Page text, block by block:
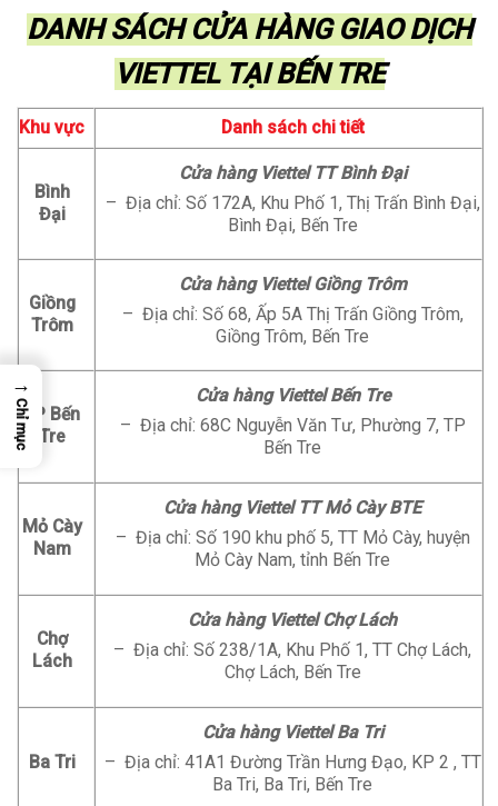
DANH SÁCH CỬA HÀNG GIAO DỊCH
VIETTEL TẠI BẾN TRE
Khu vực Danh sách chi tiết
Bình
Đại
Cửa hàng Viettel TT Bình Đại
– Địa chỉ: Số 172A, Khu Phố 1, Thị Trấn Bình Đại,
Bình Đại, Bến Tre
Giồng
Trôm
Cửa hàng Viettel Giồng Trôm
– Địa chỉ: Số 68, Ấp 5A Thị Trấn Giồng Trôm,
Giồng Trôm, Bến Tre
TP Bến
Tre
Cửa hàng Viettel Bến Tre
– Địa chỉ: 68C Nguyễn Văn Tư, Phường 7, TP
Bến Tre
Mỏ Cày
Nam
Cửa hàng Viettel TT Mỏ Cày BTE
– Địa chỉ: Số 190 khu phố 5, TT Mỏ Cày, huyện
Mỏ Cày Nam, tỉnh Bến Tre
Chợ
Lách
Cửa hàng Viettel Chợ Lách
– Địa chỉ: Số 238/1A, Khu Phố 1, TT Chợ Lách,
Chợ Lách, Bến Tre
Ba Tri
Cửa hàng Viettel Ba Tri
– Địa chỉ: 41A1 Đường Trần Hưng Đạo, KP 2 , TT
Ba Tri, Ba Tri, Bến Tre
→
Chỉ mục